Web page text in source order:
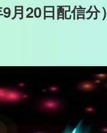
月20日配信分）